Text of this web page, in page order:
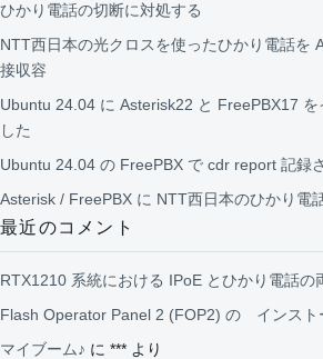
ひかり電話の切断に対処する
NTT西日本の光クロスを使ったひかり電話を
接収容
Ubuntu 24.04 に Asterisk22 と FreePBX17 を
した
Ubuntu 24.04 の FreePBX で cdr report 記録
Asterisk / FreePBX に NTT西日本のひかり電
最近のコメント
RTX1210 系統における IPoE とひかり電話の
Flash Operator Panel 2 (FOP2) の インスト
マイブーム♪ に *** より